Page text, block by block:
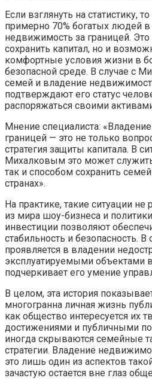
Если взглянуть на статистику,
примерно 70% богатых людей
недвижимость за границей. Это
сохранить капитал, но и
комфортные условия жизни в
безопасной среде. В случае с
семей и владение
подтверждают его статус
распоряжаться своими
Мнение специалиста:
границей — это не только
стратегия защиты капитала. В
Михалковым это может
так и способом сохранить
странах».
На практике, такие ситуации
из мира шоу-бизнеса и
инвестиции позволяют
стабильность и безопасность. В
проявляется в владении
эксплуатируемыми объектами
подчеркивает его умение
В целом, эта история
многогранна личная жизнь
как общество интересуется их
достижениями и публичными
иногда скрываются семейные
стратегии. Владение
это лишь один из аспектов
зачастую остается вне глаз